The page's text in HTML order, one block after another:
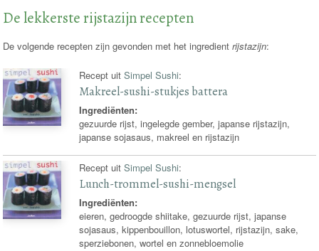
De lekkerste rijstazijn recepten
De volgende recepten zijn gevonden met het ingredientrijstazijn:
Recept uitSimpel Sushi:
Makreel-sushi-stukjes battera
Ingrediënten:
gezuurde rijst, ingelegde gember, japanse rijstazijn,
japanse sojasaus, makreel en rijstazijn
Recept uitSimpel Sushi:
Lunch-trommel-sushi-mengsel
Ingrediënten:
eieren, gedroogde shiitake, gezuurde rijst, japanse
sojasaus, kippenbouillon, lotuswortel, rijstazijn, sake,
sperziebonen, wortel en zonnebloemolie